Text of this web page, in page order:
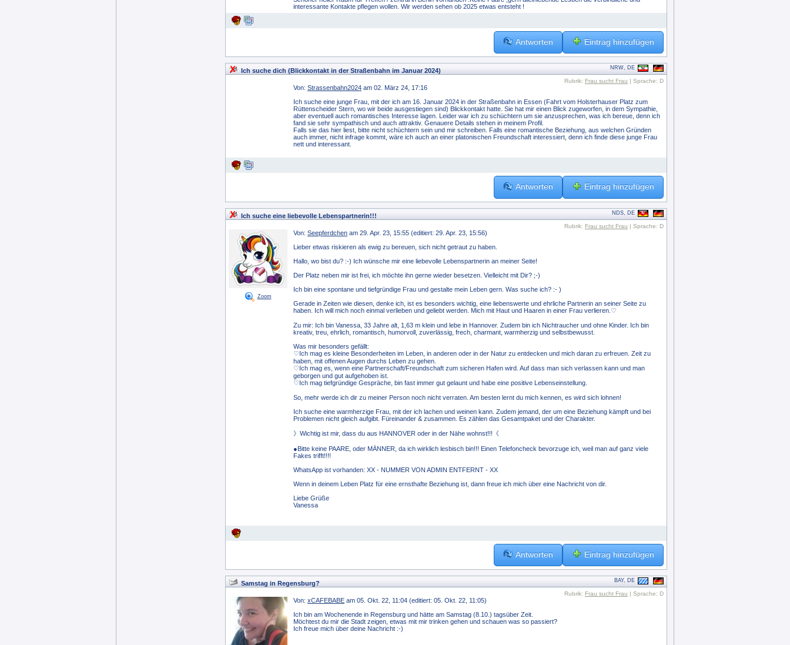
interessante Kontakte pflegen wollen. Wir werden sehen ob 2025 etwas entsteht !
Antworten Eintrag hinzufügen
Ich suche dich (Blickkontakt in der Straßenbahn im Januar 2024) NRW, DE
Rubrik: Frau sucht Frau | Sprache: D
Von: Strassenbahn2024 am 02. März 24, 17:16
Ich suche eine junge Frau, mit der ich am 16. Januar 2024 in der Straßenbahn in Essen (Fahrt vom Holsterhauser Platz zum
Rüttenscheider Stern, wo wir beide ausgestiegen sind) Blickkontakt hatte. Sie hat mir einen Blick zugeworfen, in dem Sympathie,
aber eventuell auch romantisches Interesse lagen. Leider war ich zu schüchtern um sie anzusprechen, was ich bereue, denn ich
fand sie sehr sympathisch und auch attraktiv. Genauere Details stehen in meinem Profil.
Falls sie das hier liest, bitte nicht schüchtern sein und mir schreiben. Falls eine romantische Beziehung, aus welchen Gründen
auch immer, nicht infrage kommt, wäre ich auch an einer platonischen Freundschaft interessiert, denn ich finde diese junge Frau
nett und interessant.
Antworten Eintrag hinzufügen
Ich suche eine liebevolle Lebenspartnerin!!! NDS, DE
Rubrik: Frau sucht Frau | Sprache: D
Von: Seepferdchen am 29. Apr. 23, 15:55 (editiert: 29. Apr. 23, 15:56)
Lieber etwas riskieren als ewig zu bereuen, sich nicht getraut zu haben.
Hallo, wo bist du? :-) Ich wünsche mir eine liebevolle Lebenspartnerin an meiner Seite!
Der Platz neben mir ist frei, ich möchte ihn gerne wieder besetzen. Vielleicht mit Dir? ;-)
Ich bin eine spontane und tiefgründige Frau und gestalte mein Leben gern. Was suche ich? :- )
Gerade in Zeiten wie diesen, denke ich, ist es besonders wichtig, eine liebenswerte und ehrliche Partnerin an seiner Seite zu
haben. Ich will mich noch einmal verlieben und geliebt werden. Mich mit Haut und Haaren in einer Frau verlieren.♡
Zu mir: Ich bin Vanessa, 33 Jahre alt, 1,63 m klein und lebe in Hannover. Zudem bin ich Nichtraucher und ohne Kinder. Ich bin
kreativ, treu, ehrlich, romantisch, humorvoll, zuverlässig, frech, charmant, warmherzig und selbstbewusst.
Was mir besonders gefällt:
♡Ich mag es kleine Besonderheiten im Leben, in anderen oder in der Natur zu entdecken und mich daran zu erfreuen. Zeit zu
haben, mit offenen Augen durchs Leben zu gehen.
♡Ich mag es, wenn eine Partnerschaft/Freundschaft zum sicheren Hafen wird. Auf dass man sich verlassen kann und man
geborgen und gut aufgehoben ist.
♡Ich mag tiefgründige Gespräche, bin fast immer gut gelaunt und habe eine positive Lebenseinstellung.
So, mehr werde ich dir zu meiner Person noch nicht verraten. Am besten lernt du mich kennen, es wird sich lohnen!
Ich suche eine warmherzige Frau, mit der ich lachen und weinen kann. Zudem jemand, der um eine Beziehung kämpft und bei
Problemen nicht gleich aufgibt. Füreinander & zusammen. Es zählen das Gesamtpaket und der Charakter.
》Wichtig ist mir, dass du aus HANNOVER oder in der Nähe wohnst!!!《
●Bitte keine PAARE, oder MÄNNER, da ich wirklich lesbisch bin!!! Einen Telefoncheck bevorzuge ich, weil man auf ganz viele
Fakes trifft!!!!
WhatsApp ist vorhanden: XX - NUMMER VON ADMIN ENTFERNT - XX
Wenn in deinem Leben Platz für eine ernsthafte Beziehung ist, dann freue ich mich über eine Nachricht von dir.
Liebe Grüße
Vanessa
Zoom
Antworten Eintrag hinzufügen
Samstag in Regensburg? BAY, DE
Rubrik: Frau sucht Frau | Sprache: D
Von: xCAFEBABE am 05. Okt. 22, 11:04 (editiert: 05. Okt. 22, 11:05)
Ich bin am Wochenende in Regensburg und hätte am Samstag (8.10.) tagsüber Zeit.
Möchtest du mir die Stadt zeigen, etwas mit mir trinken gehen und schauen was so passiert?
Ich freue mich über deine Nachricht :-)